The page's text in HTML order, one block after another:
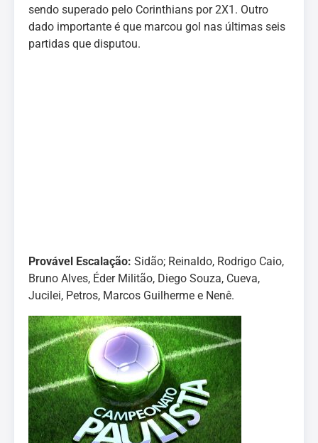
sendo superado pelo Corinthians por 2X1. Outro
dado importante é que marcou gol nas últimas seis
partidas que disputou.
Provável Escalação: Sidão; Reinaldo, Rodrigo Caio,
Bruno Alves, Éder Militão, Diego Souza, Cueva,
Jucilei, Petros, Marcos Guilherme e Nenê.